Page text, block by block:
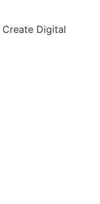
Create Digital